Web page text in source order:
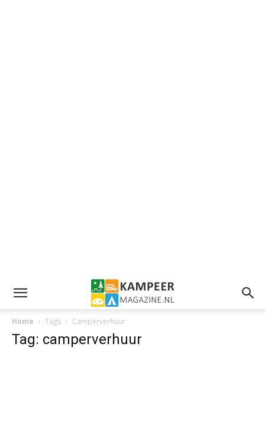
Home Tags Camperverhuur
Tag: camperverhuur